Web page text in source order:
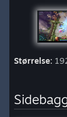
Størrelse: